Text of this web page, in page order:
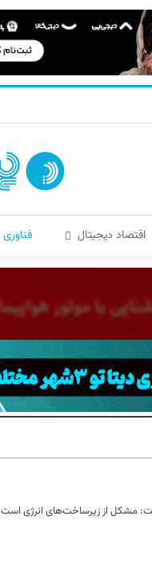
اقتصاد دیجیتال فناوری
مشکل از زیرساخت‌های انرژی است